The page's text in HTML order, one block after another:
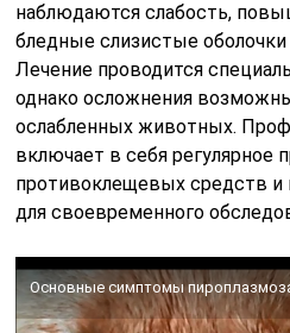
наблюдаются слабость,
бледные слизистые оболочки
Лечение проводится
однако осложнения
ослабленных животных.
включает в себя регулярное
противоклещевых средств и
для своевременного
Основные симптомы